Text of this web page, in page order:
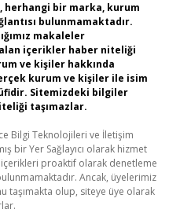
herhangi bir marka, kurum
bulunmamaktadır.
makaleler
içerikler haber niteliği
ve kişiler hakkında
kurum ve kişiler ile isim
Sitemizdeki bilgiler
taşımazlar.
Bilgi Teknolojileri ve İletişim
bir Yer Sağlayıcı olarak hizmet
proaktif olarak denetleme
Ancak, üyelerimiz
taşımakta olup, siteye üye olarak